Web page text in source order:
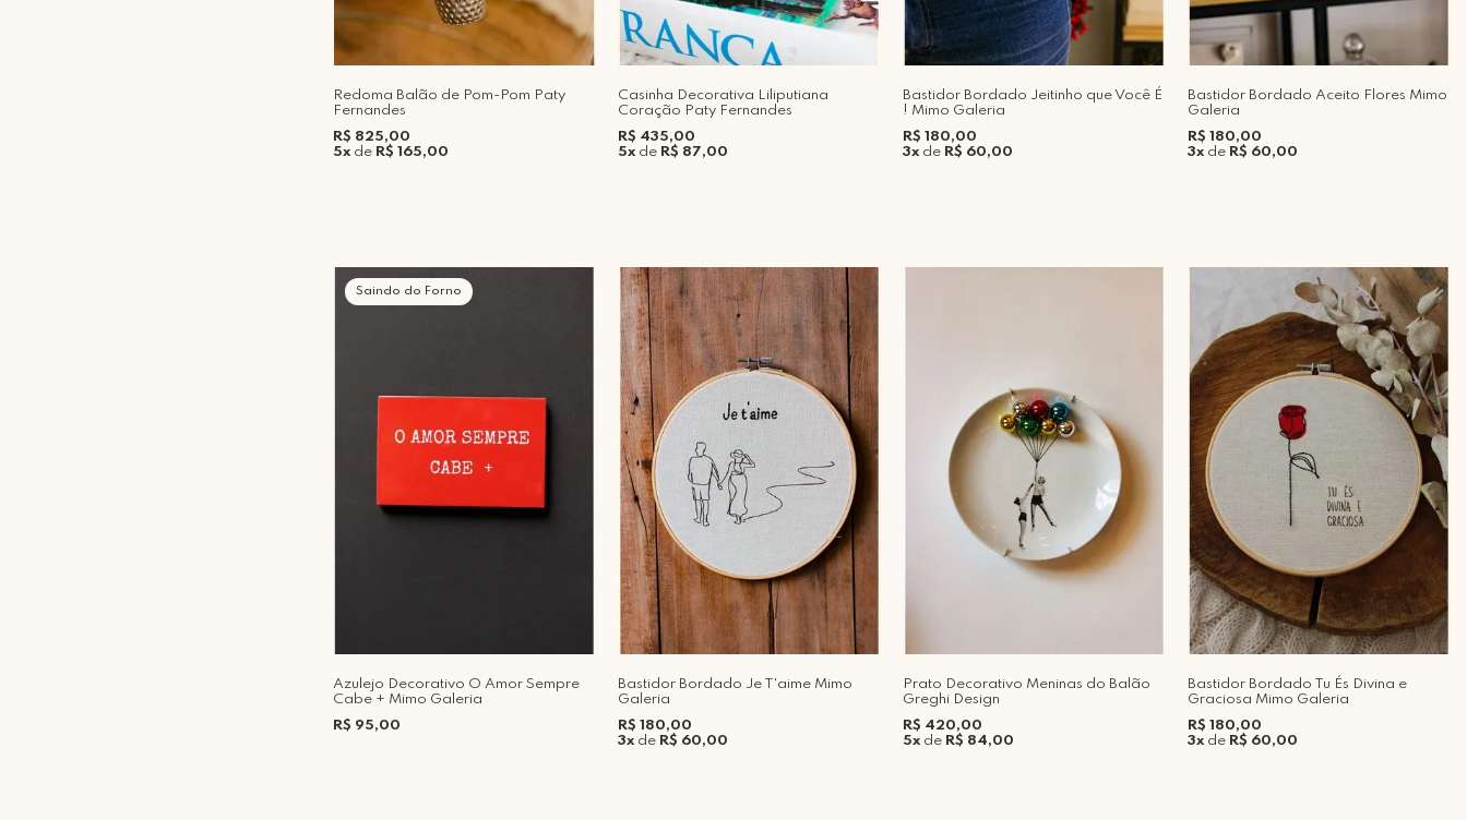
Redoma Balão de Pom-Pom Paty
Fernandes
R$ 825,00
5xde R$ 165,00
Casinha Decorativa Liliputiana
Coração Paty Fernandes
R$ 435,00
5xde R$ 87,00
Bastidor Bordado Jeitinho que Você É
! Mimo Galeria
R$ 180,00
3xde R$ 60,00
Bastidor Bordado Aceito Flores Mimo
Galeria
R$ 180,00
3xde R$ 60,00
Saindo do Forno
Azulejo Decorativo O Amor Sempre
Cabe + Mimo Galeria
R$ 95,00
Bastidor Bordado Je T'aime Mimo
Galeria
R$ 180,00
3xde R$ 60,00
Prato Decorativo Meninas do Balão
Greghi Design
R$ 420,00
5xde R$ 84,00
Bastidor Bordado Tu És Divina e
Graciosa Mimo Galeria
R$ 180,00
3xde R$ 60,00